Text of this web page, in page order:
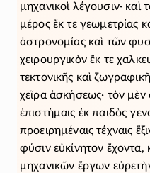
μηχανικοὶ λέγουσιν· καὶ
μέρος ἔκ τε γεωμετρίας
ἀστρονομίας καὶ τῶν
χειρουργικὸν ἔκ τε
τεκτονικῆς καὶ
χεῖρα ἀσκήσεως· τὸν μὲν
ἐπιστήμαις ἐκ παιδὸς
προειρημέναις τέχναις
φύσιν εὐκίνητον ἔχοντα,
μηχανικῶν ἔργων